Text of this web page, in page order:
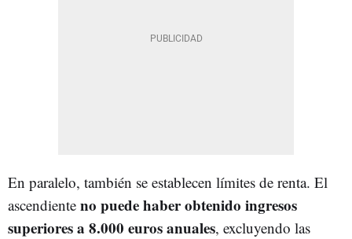
En paralelo, también se establecen límites de renta. El
ascendiente no puede haber obtenido ingresos
superiores a 8.000 euros anuales, excluyendo las